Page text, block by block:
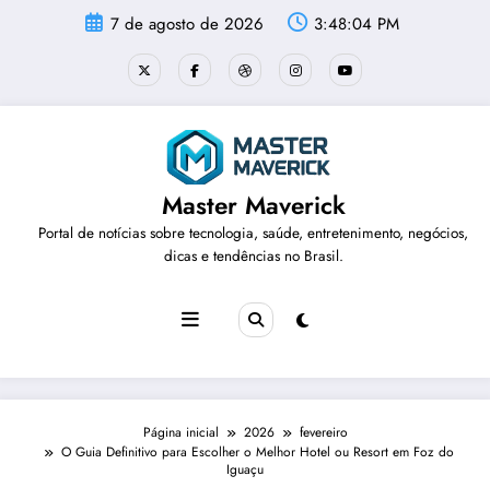
7 de agosto de 2026 3:48:04 PM
Master Maverick
Portal de notícias sobre tecnologia, saúde, entretenimento, negócios,
dicas e tendências no Brasil.
Página inicial 2026
fevereiro
O Guia Definitivo para Escolher o Melhor Hotel ou Resort em Foz do
Iguaçu